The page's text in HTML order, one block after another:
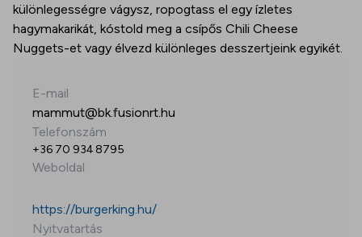
különlegességre vágysz, ropogtass el egy ízletes
hagymakarikát, kóstold meg a csípős Chili Cheese
Nuggets-et vagy élvezd különleges desszertjeink egyikét.
E-mail
mammut@bk.fusionrt.hu
Telefonszám
+36 70 934 8795
Weboldal
https://burgerking.hu/
Nyitvatartás